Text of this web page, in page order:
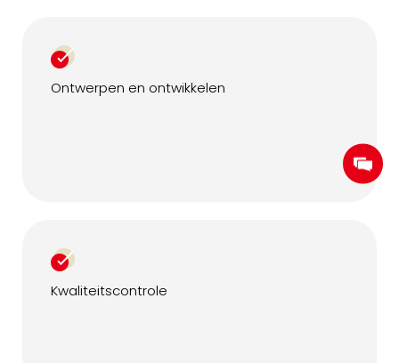
Ontwerpen en ontwikkelen
Kwaliteitscontrole